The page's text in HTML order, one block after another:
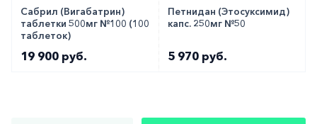
Сабрил (Вигабатрин)
таблетки 500мг №100 (100
таблеток)
19 900 руб.
Петнидан (Этосуксимид)
капс. 250мг №50
5 970 руб.